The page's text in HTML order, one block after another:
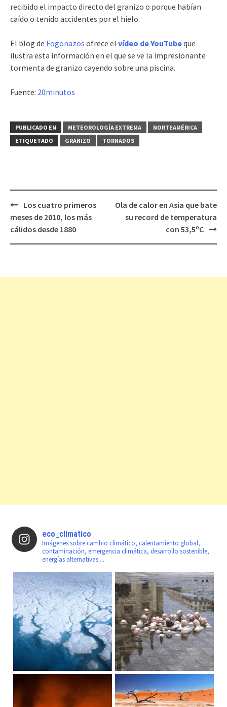
recibido el impacto directo del granizo o porque habían
caído o tenido accidentes por el hielo.
El blog de Fogonazos ofrece el vídeo de YouTubeque
ilustra esta información en el que se ve la impresionante
tormenta de granizo cayendo sobre una piscina.
Fuente: 20minutos
PUBLICADO EN METEOROLOGÍ­A EXTREMA
NORTEAMÉRICA
ETIQUETADO
GRANIZO TORNADOS
Navegación
de
Los cuatro primeros
meses de 2010, los más
cálidos desde 1880
Ola de calor en Asia que bate
su record de temperatura
con 53,5ºC
eco_climatico
Imágenes sobre cambio climático, calentamiento global,
contaminación, emergencia climática, desarrollo sostenible,
energías alternativas ...